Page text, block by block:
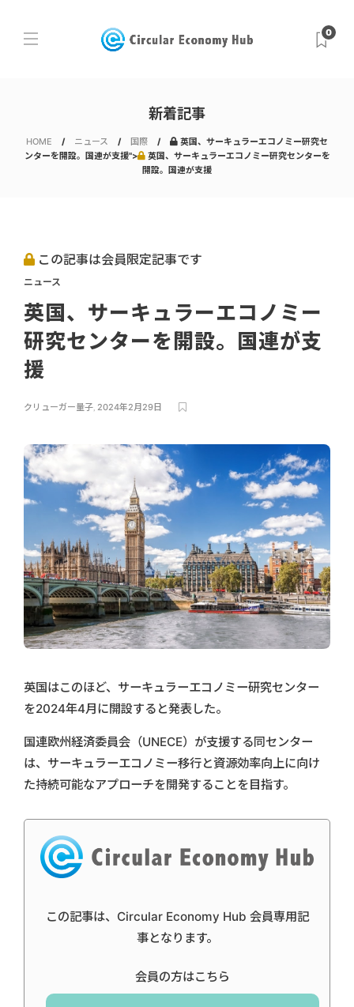
0
新着記事
HOME ニュース 国際
英国、サーキュラーエコノミー研究セ
ンターを開設。国連が支援">
英国、サーキュラーエコノミー研究センターを
開設。国連が支援
この記事は会員限定記事です
ニュース
英国、サーキュラーエコノミー
研究センターを開設。国連が支
援
クリューガー量子, 2024年2月29日
英国はこのほど、サーキュラーエコノミー研究センター
を2024年4月に開設すると発表した。
国連欧州経済委員会（UNECE）が支援する同センター
は、サーキュラーエコノミー移行と資源効率向上に向け
た持続可能なアプローチを開発することを目指す。
この記事は、Circular Economy Hub 会員専用記
事となります。
会員の方はこちら